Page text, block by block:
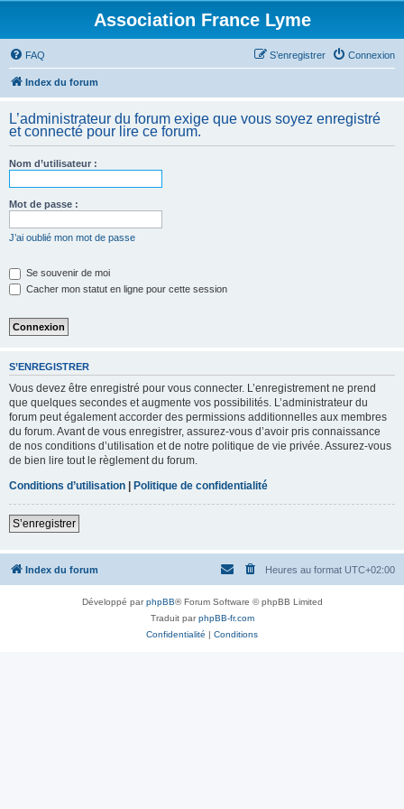
Association France Lyme
FAQ Connexion
S’enregistrer
Index du forum
L’administrateur du forum exige que vous soyez enregistré
et connecté pour lire ce forum.
Nom d’utilisateur :
Mot de passe :
J’ai oublié mon mot de passe
Se souvenir de moi
Cacher mon statut en ligne pour cette session
S’ENREGISTRER
Vous devez être enregistré pour vous connecter. L’enregistrement ne prend
que quelques secondes et augmente vos possibilités. L’administrateur du
forum peut également accorder des permissions additionnelles aux membres
du forum. Avant de vous enregistrer, assurez-vous d’avoir pris connaissance
de nos conditions d’utilisation et de notre politique de vie privée. Assurez-vous
de bien lire tout le règlement du forum.
Conditions d’utilisation | Politique de confidentialité
S’enregistrer
Index du forum Heures au format UTC+02:00
Développé parphpBB® Forum Software © phpBB Limited
Traduit parphpBB-fr.com
Confidentialité | Conditions